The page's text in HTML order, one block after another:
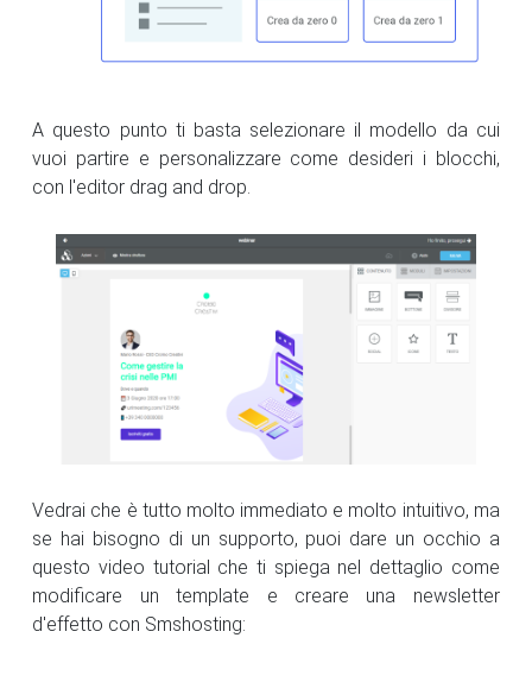
A questo punto ti basta selezionare il modello da cui
vuoi partire e personalizzare come desideri i blocchi,
con l'editor drag and drop.
Vedrai che è tutto molto immediato e molto intuitivo, ma
se hai bisogno di un supporto, puoi dare un occhio a
questo video tutorial che ti spiega nel dettaglio come
modificare un template e creare una newsletter
d'effetto con Smshosting: